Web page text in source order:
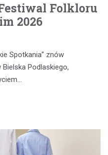
Folkloru
2026
Spotkania” znów
Podlaskiego,